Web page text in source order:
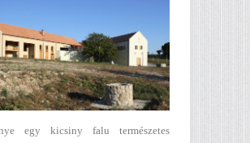
egy kicsiny falu természetes